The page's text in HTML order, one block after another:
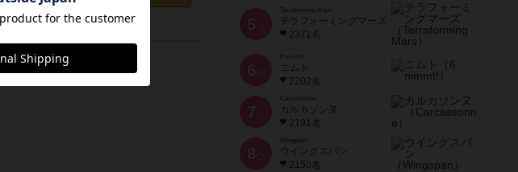
5 位
Terraforming Mars
テラフォーミングマーズ
2371名
6 位
ニムト
2202名
7 位
Carcassonne
カルカソンヌ
2191名
8 位
Wingspan
ウイングスパン
2150名